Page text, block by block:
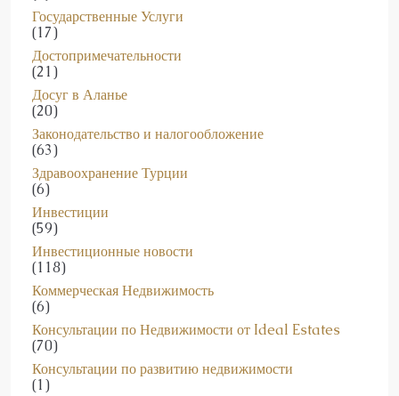
(17)
Достопримечательности
(21)
Досуг в Аланье
(20)
Законодательство и налогообложение
(63)
Здравоохранение Турции
(6)
Инвестиции
(59)
Инвестиционные новости
(118)
Коммерческая Недвижимость
(6)
Консультации по Недвижимости от Ideal Estates
(70)
Консультации по развитию недвижимости
(1)
Консультационные Услуги